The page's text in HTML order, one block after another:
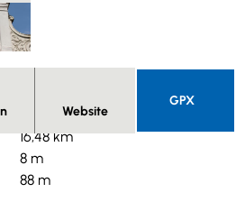
Website
GPX
16,48 km
8 m
88 m